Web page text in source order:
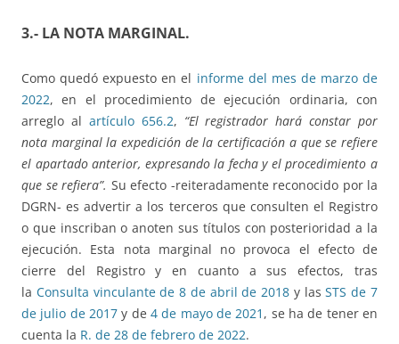
3.- LA NOTA MARGINAL.
Como quedó expuesto en el informe del mes de marzo de
2022, en el procedimiento de ejecución ordinaria, con
arreglo al artículo 656.2, “El registrador hará constar por
nota marginal la expedición de la certificación a que se refiere
el apartado anterior, expresando la fecha y el procedimiento a
que se refiera”. Su efecto -reiteradamente reconocido por la
DGRN- es advertir a los terceros que consulten el Registro
o que inscriban o anoten sus títulos con posterioridad a la
ejecución. Esta nota marginal no provoca el efecto de
cierre del Registro y en cuanto a sus efectos, tras
la Consulta vinculante de 8 de abril de 2018 y lasSTS de 7
de julio de 2017 y de 4 de mayo de 2021 , se ha de tener en
cuenta la R. de 28 de febrero de 2022.